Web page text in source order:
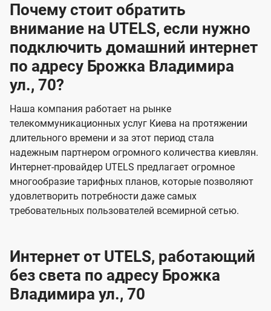
Почему стоит обратить
внимание на UTELS, если нужно
подключить домашний интернет
по адресу Брожка Владимира
ул., 70?
Наша компания работает на рынке
телекоммуникационных услуг Киева на протяжении
длительного времени и за этот период стала
надежным партнером огромного количества киевлян.
Интернет-провайдер UTELS предлагает огромное
многообразие тарифных планов, которые позволяют
удовлетворить потребности даже самых
требовательных пользователей всемирной сетью.
Интернет от UTELS, работающий
без света по адресу Брожка
Владимира ул., 70